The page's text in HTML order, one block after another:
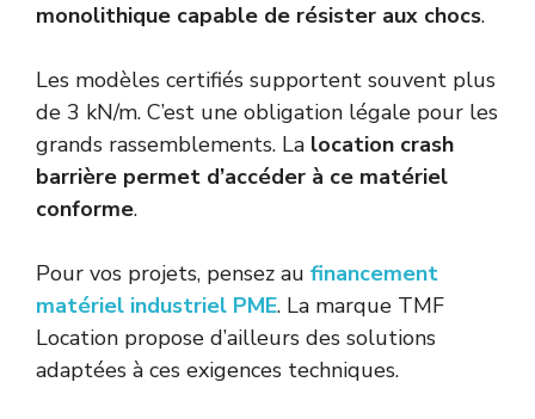
monolithique capable de résister aux chocs.
Les modèles certifiés supportent souvent plus
de 3 kN/m. C’est une obligation légale pour les
grands rassemblements. La location crash
barrière permet d’accéder à ce matériel
conforme.
Pour vos projets, pensez au financement
matériel industriel PME. La marque TMF
Location propose d’ailleurs des solutions
adaptées à ces exigences techniques.